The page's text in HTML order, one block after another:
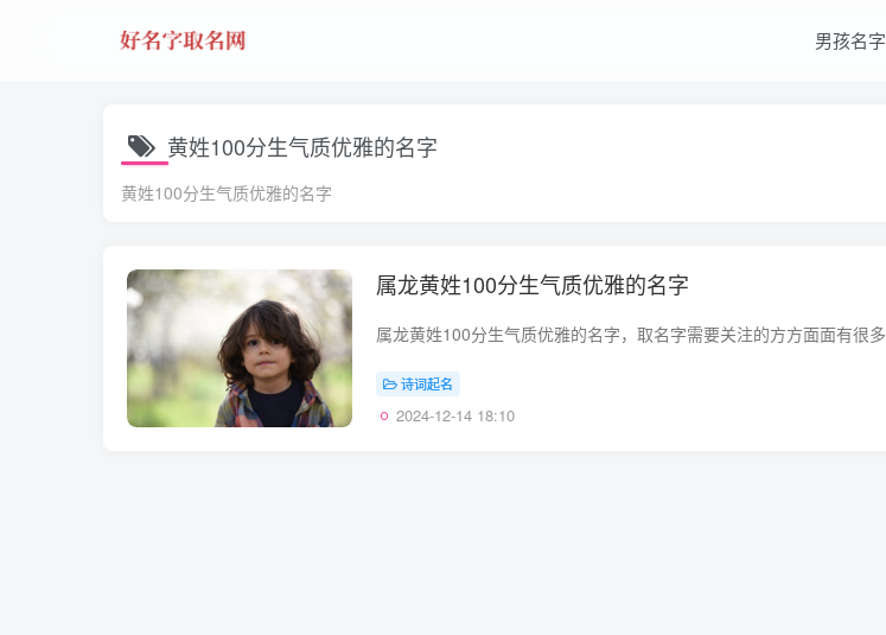
男孩名字
黄姓100分生气质优雅的名字
黄姓100分生气质优雅的名字
属龙黄姓100分生气质优雅的名字
诗词起名
2024-12-14 18:10